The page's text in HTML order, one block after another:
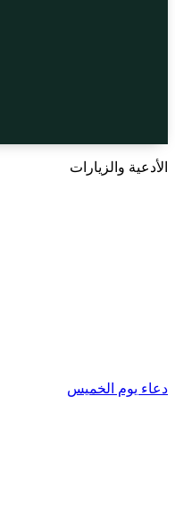
الأدعية والزيارات
دعاء يوم الخميس